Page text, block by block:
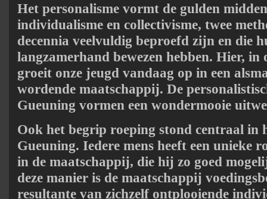
Het personalisme vormt de gulden
individualisme en collectivisme, twee
decennia veelvuldig beproefd zijn en die
langzamerhand bewezen hebben. Hier, in
groeit onze jeugd vandaag op in een
wordende maatschappij. De
Gueuning vormen een wondermooie
Ook het begrip roeping stond centraal in
Gueuning. Iedere mens heeft een unieke
in de maatschappij, die hij zo goed
deze manier is de maatschappij
resultante van zichzelf ontplooiende